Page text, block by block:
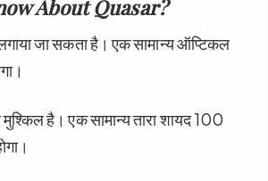
About Quasar?
जा सकता है। एक सामान्य ऑप्टिकल
है। एक सामान्य तारा शायद 100